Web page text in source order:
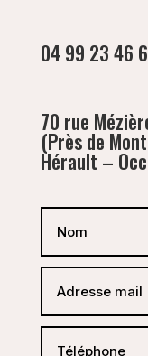
04 99 23 46
70 rue
(Près de
Hérault –